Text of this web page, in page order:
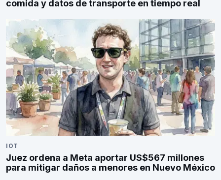
comida y datos de transporte en tiempo real
IOT
Juez ordena a Meta aportar US$567 millones
para mitigar daños a menores en Nuevo México